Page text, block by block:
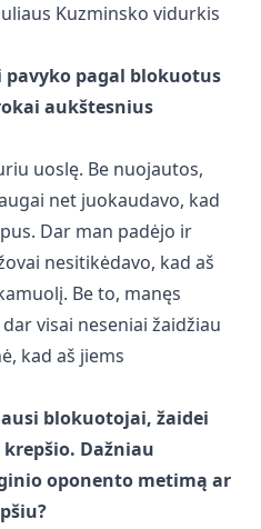
Kuzminsko vidurkis
pagal blokuotus
aukštesnius
uoslę. Be nuojautos,
net juokaudavo, kad
Dar man padėjo ir
nesitikėdavo, kad aš
Be to, manęs
visai neseniai žaidžiau
kad aš jiems
blokuotojai, žaidei
Dažniau
oponento metimą ar